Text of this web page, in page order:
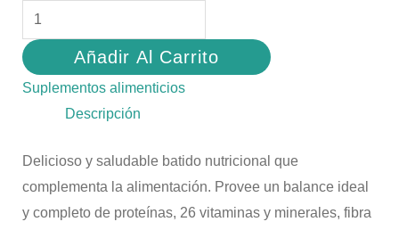
Añadir Al Carrito
Suplementos alimenticios
Descripción
Delicioso y saludable batido nutricional que
complementa la alimentación. Provee un balance ideal
y completo de proteínas, 26 vitaminas y minerales, fibra